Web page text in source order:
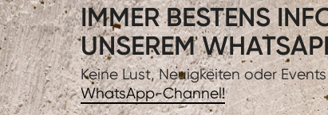
IMMER BESTENS
UNSEREM
Keine Lust, Neuigkeiten oder
WhatsApp-Channel!